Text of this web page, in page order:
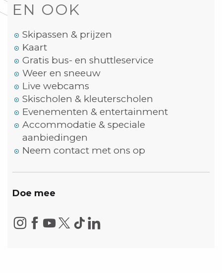
EN OOK
Skipassen & prijzen
Kaart
Gratis bus- en shuttleservice
Weer en sneeuw
Live webcams
Skischolen & kleuterscholen
Evenementen & entertainment
Accommodatie & speciale
aanbiedingen
Neem contact met ons op
Doe mee